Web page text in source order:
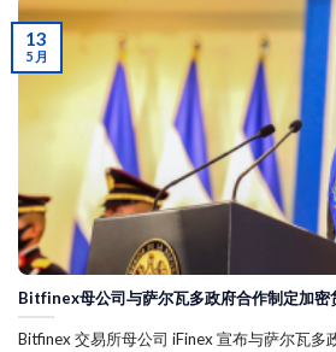
Bitfinex母公司与萨尔瓦多政府合作制定加密
Bitfinex 交易所母公司 iFinex 宣布与萨尔瓦多
13
5 月